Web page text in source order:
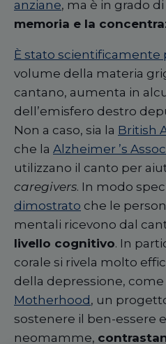
anziane, ma è in grado di
memoria e la
È stato scientificamente
volume della materia
cantano, aumenta in
dell’emisfero destro
Non a caso, sia la British
che la Alzheimer ’s
utilizzano il canto per
caregivers. In modo
dimostrato che le
mentali ricevono dal
livello cognitivo. In
corale si rivela molto
della depressione,
Motherhood , un
sostenere il ben-essere
neomamme,